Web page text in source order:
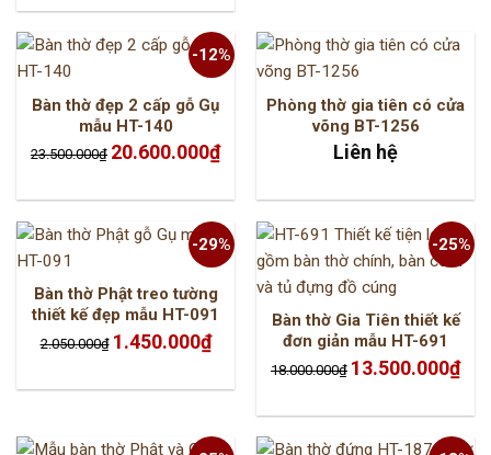
5.350.000₫.
-12%
Bàn thờ đẹp 2 cấp gỗ Gụ
mẫu HT-140
23.500.000₫ Giá
gốc
20.600.000₫Giá
hiện
20.600.000₫.
Phòng thờ gia tiên có cửa
võng BT-1256
Liên hệ
-29%
Bàn thờ Phật treo tường
thiết kế đẹp mẫu HT-091
2.050.000₫ Giá
gốc
1.450.000₫Giá
hiện
1.450.000₫.
-25%
Bàn thờ Gia Tiên thiết kế
đơn giản mẫu HT-691
18.000.000₫ Giá
gốc
13.500.000₫Giá
hiện